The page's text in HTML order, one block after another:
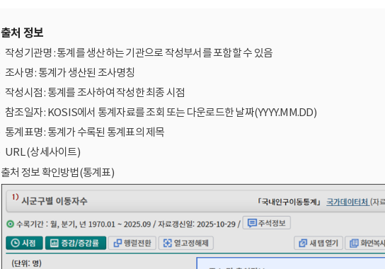
출처 정보
작성기관명 : 통계를 생산하는 기관으로 작성부서를 포함할 수 있음
조사명 : 통계가 생산된 조사명칭
작성시점 : 통계를 조사하여 작성한 최종 시점
참조일자 : KOSIS에서 통계자료를 조회 또는 다운로드한 날짜(YYYY.MM.DD)
통계표명 : 통계가 수록된 통계표의 제목
URL (상세사이트)
출처 정보 확인방법(통계표)